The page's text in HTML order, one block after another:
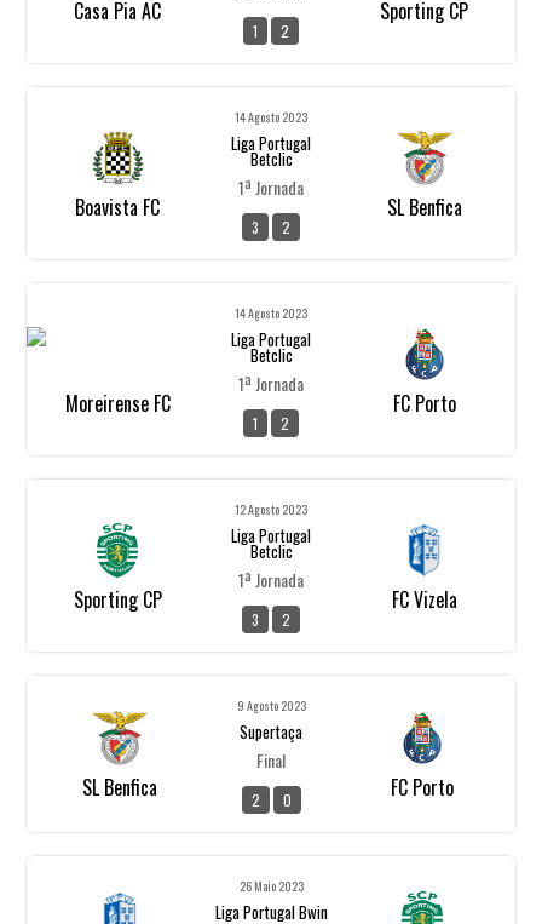
Casa Pia AC
1 2
Sporting CP
Boavista FC
14 Agosto 2023
Liga Portugal
Betclic
1ª Jornada
3 2
SL Benfica
Moreirense FC
14 Agosto 2023
Liga Portugal
Betclic
1ª Jornada
1 2
FC Porto
Sporting CP
12 Agosto 2023
Liga Portugal
Betclic
1ª Jornada
3 2
FC Vizela
SL Benfica
9 Agosto 2023
Supertaça
Final
2 0 FC Porto
26 Maio 2023
Liga Portugal Bwin